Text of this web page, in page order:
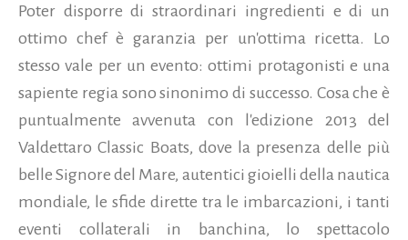
Poter disporre di straordinari ingredienti e di un
ottimo chef è garanzia per un'ottima ricetta. Lo
stesso vale per un evento: ottimi protagonisti e una
sapiente regia sono sinonimo di successo. Cosa che è
puntualmente avvenuta con l'edizione 2013 del
Valdettaro Classic Boats, dove la presenza delle più
belle Signore del Mare, autentici gioielli della nautica
mondiale, le sfide dirette tra le imbarcazioni, i tanti
eventi collaterali in banchina, lo spettacolo